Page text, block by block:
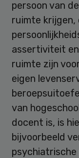
persoon van
ruimte krijgen,
assertiviteit
ruimte zijn
eigen
van
docent is, is
bijvoorbeeld
psychiatrische